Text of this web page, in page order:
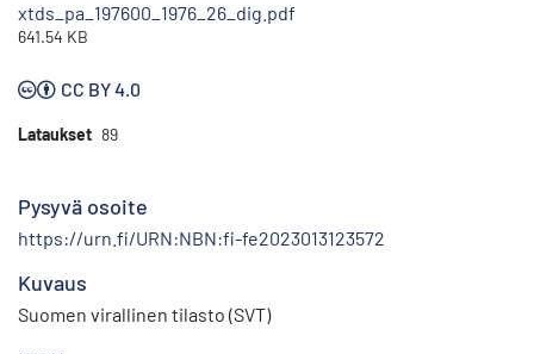
xtds_pa_197600_1976_26_dig.pdf
641.54 KB
CC BY 4.0
Lataukset 89
Pysyvä osoite
https://urn.fi/URN:NBN:fi-fe2023013123572
Kuvaus
Suomen virallinen tilasto (SVT)